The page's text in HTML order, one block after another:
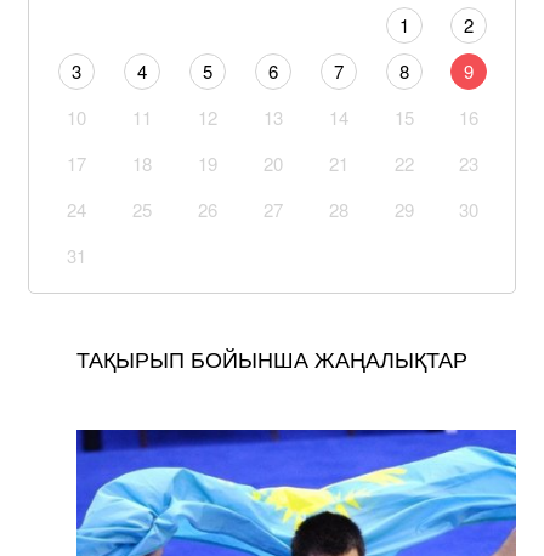
1
2
3
4 5 6 7 8
9
10
11 12 13 14 15
16
17
18 19 20 21 22
23
24
25 26 27 28 29
30
31
ТАҚЫРЫП БОЙЫНША ЖАҢАЛЫҚТАР